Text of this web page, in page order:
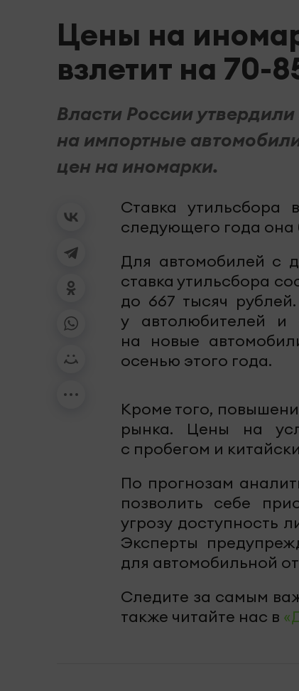
Цены на
взлетит на 70-
Власти России
на импортные
цен на иномарки.
Ставка
следующего года она
Для автомобилей с
ставка утильсбора
до 667 тысяч
у автолюбителей и
на новые
осенью этого года.
Кроме того,
рынка. Цены на
с пробегом и
По прогнозам
позволить себе
угрозу доступность
Эксперты
для автомобильной
Следите за самым
также читайте нас в